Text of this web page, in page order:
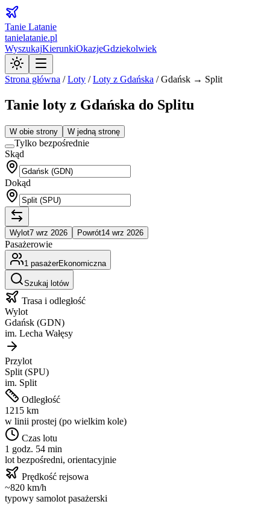
Tanie Latanie
tanielatanie.pl
WyszukajKierunkiOkazjeGdziekolwiek
Strona główna /Loty /Loty z Gdańska /Gdańsk → Split
Tanie loty z Gdańska do Splitu
W obie strony W jedną stronę
Tylko bezpośrednie
Skąd
Dokąd
Wylot7 wrz 2026 Powrót14 wrz 2026
Pasażerowie
1 pasażerEkonomiczna
Szukaj lotów
Trasa i odległość
Wylot
Gdańsk (GDN)
im. Lecha Wałęsy
Przylot
Split (SPU)
im. Split
Odległość
1215 km
w linii prostej (po wielkim kole)
Czas lotu
1 godz. 54 min
lot bezpośredni, orientacyjnie
Prędkość rejsowa
~820 km/h
typowy samolot pasażerski